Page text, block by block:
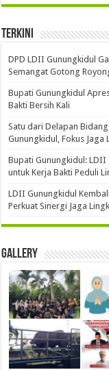
Terkini
DPD LDII Gunungkidul
Semangat Gotong
Bupati Gunungkidul
Bakti Bersih Kali ‎
Satu dari Delapan
Gunungkidul, Fokus Jaga
Bupati Gunungkidul: LDII
untuk Kerja Bakti Peduli
LDII Gunungkidul
Perkuat Sinergi Jaga
Gallery